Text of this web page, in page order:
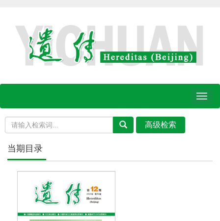
Toggle
当期目录